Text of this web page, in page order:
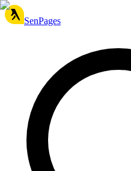
SenPages